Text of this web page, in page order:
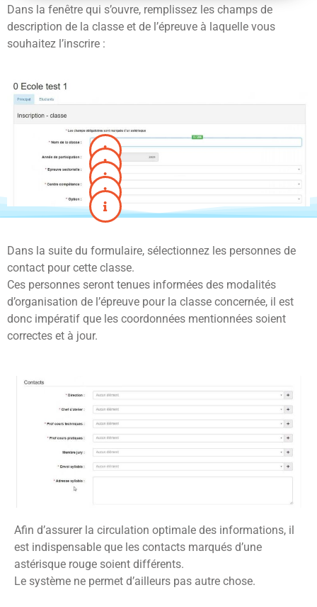
Dans la fenêtre qui s’ouvre, remplissez les champs de
description de la classe et de l’épreuve à laquelle vous
souhaitez l’inscrire :
Dans la suite du formulaire, sélectionnez les personnes de
contact pour cette classe.
Ces personnes seront tenues informées des modalités
d’organisation de l’épreuve pour la classe concernée, il est
donc impératif que les coordonnées mentionnées soient
correctes et à jour.
Afin d’assurer la circulation optimale des informations, il
est indispensable que les contacts marqués d’une
astérisque rouge soient différents.
Le système ne permet d’ailleurs pas autre chose.